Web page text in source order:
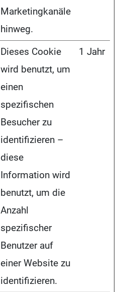
Marketingkanäle
hinweg.
Dieses Cookie
wird benutzt, um
einen
spezifischen
Besucher zu
identifizieren –
diese
Information wird
benutzt, um die
Anzahl
spezifischer
Benutzer auf
einer Website zu
identifizieren.
1 Jahr